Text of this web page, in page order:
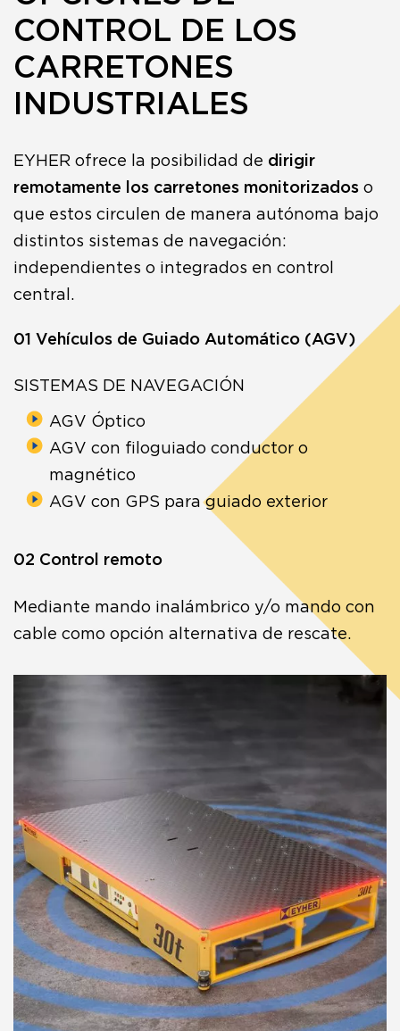
CONTROL DE LOS
CARRETONES
INDUSTRIALES
EYHER ofrece la posibilidad de dirigir
remotamente los carretones monitorizados o
que estos circulen de manera autónoma bajo
distintos sistemas de navegación:
independientes o integrados en control
central.
01 Vehículos de Guiado Automático (AGV)
SISTEMAS DE NAVEGACIÓN
AGV Óptico
AGV con filoguiado conductor o
magnético
AGV con GPS para guiado exterior
02 Control remoto
Mediante mando inalámbrico y/o mando con
cable como opción alternativa de rescate.